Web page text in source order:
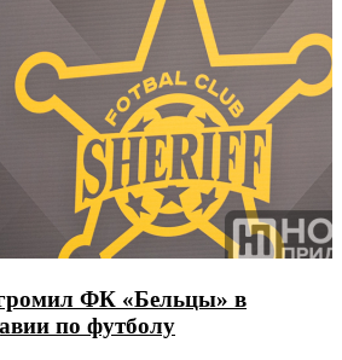
ФК «Бельцы» в
по футболу